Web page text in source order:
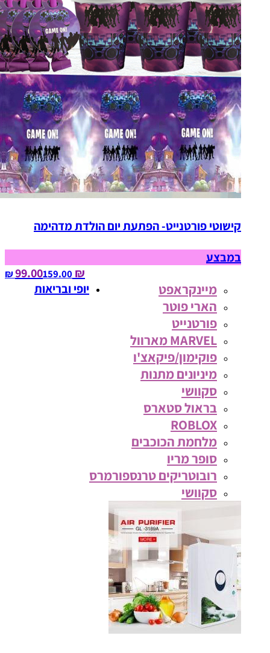
קישוטי פורטנייט- הפתעת יום הולדת מדהימה
במבצע
₪ 99.00
159.00‏ ₪
מיינקראפט
הארי פוטר
פורטנייט
MARVEL מארוול
פוקימון/פיקאצ'ו
מיניונים מתנות
סקוושי
בראול סטארס
ROBLOX
מלחמת הכוכבים
סופר מריו
רובוטריקים טרנספורמרס
סקוושי
יופי ובריאות